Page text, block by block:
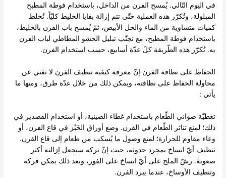
في اليوم التّالي. يُمسح الفرن من الداخل، باستخدام فوطة المطبخ
المبلولة، وتُكرّر هذه العملية حتّى تتم إزالة بقايا الخليط كليّاً. تُخلط
كميات متساوية من الماء والخل الأبيض، ثمّ يُمسح باب الفرن بالخليط،
باستخدام فوطة المطبخ، مع تجنّب تبليل الحشو المطاطي لباب الفرن
به. تُكرّر هذه الطّريقة كلّ عدّة أسابيع، حسب استخدام الفرن.
الحفاظ على نظافة الفرن إنّ معرفة كيفية تنظيف الفرن لا تغني عن
محاولة الحفاظ على نظافته، ويمكن ذلك من خلال عدّة طرق، ومنها ما
يأتي :
تغطيّة صواني الطّعام باستخدام غطاء الصينية، أو استخدام القصدير في
ذلك؛ لمنع تناثر الطّعام في الفرن. وضع أوراق الخَبْز في قاع الفرن، أو
وعاء مقاوم للحرارة؛ لمنع وصول ما يُسكب من طعام إلى قاع الفرن.
تنظيف أيّ اتساخ بمجرد حدوثه، حيث إنّ تركه سيجعل إزالته أكثر
صعوبة. رشّ الملح على أيّ اتساخ على الفور، وبعد ذلك يمكن فركه
وتنظيف الأوساخ، عندما يبرد الفرن.